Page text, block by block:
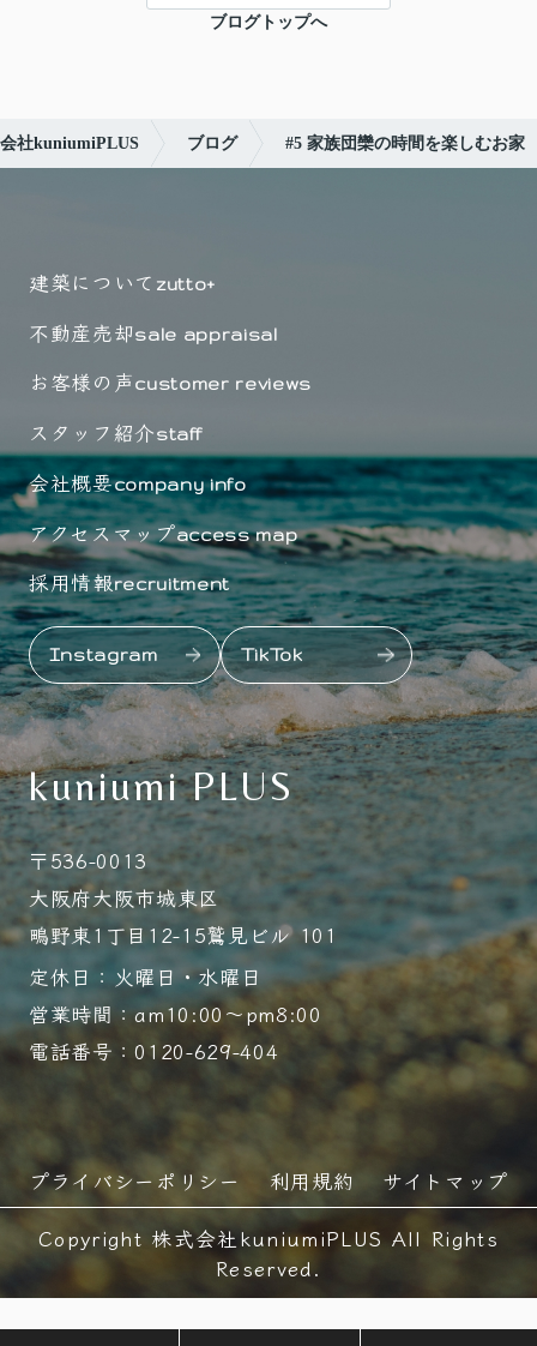
ブログトップへ
社kuniumiPLUS ブログ #5 家族団欒の時間を楽しむお家
建築について zutto+
不動産売却sale appraisal
お客様の声customer reviews
スタッフ紹介staff
会社概要company info
アクセスマップaccess map
採用情報recruitment
Instagram TikTok
kuniumi PLUS
〒536-0013
大阪府大阪市城東区
鴫野東1丁目12-15鷲見ビル 101
定休日：火曜日・水曜日
営業時間：am10:00～pm8:00
電話番号：0120-629-404
プライバシーポリシー 利用規約
サイトマップ
Copyright 株式会社kuniumiPLUS All Rights
Reserved.